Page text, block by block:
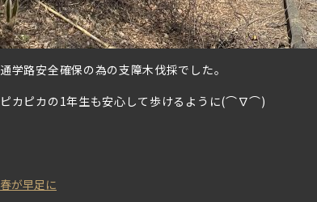
通学路安全確保の為の支障木伐採でした。
ピカピカの1年生も安心して歩けるように(⌒∇⌒)
春が早足に